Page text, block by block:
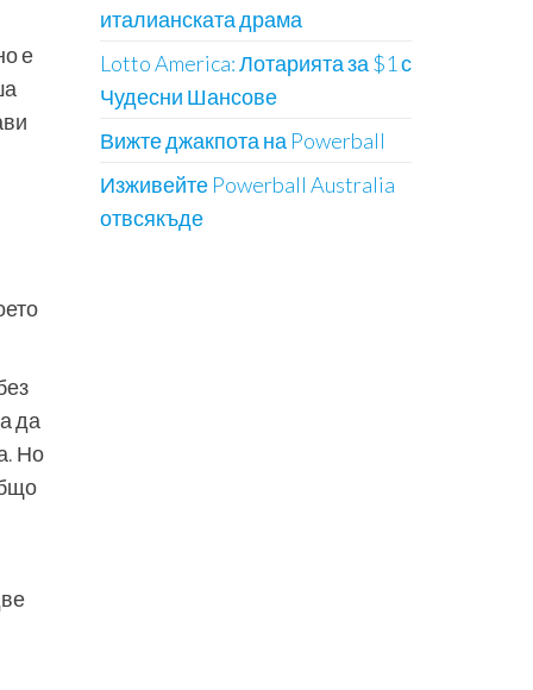
е
да
Но
италианската драма
Lotto America: Лотарията за $1 с
Чудесни Шансове
Вижте джакпота на Powerball
Изживейте Powerball Australia
отвсякъде